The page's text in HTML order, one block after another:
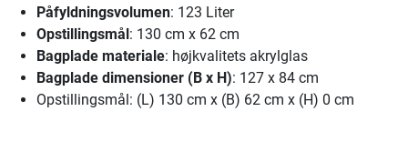
Påfyldningsvolumen: 123 Liter
Opstillingsmål: 130 cm x 62 cm
Bagplade materiale: højkvalitets akrylglas
Bagplade dimensioner (B x H): 127 x 84 cm
Opstillingsmål: (L) 130 cm x (B) 62 cm x (H) 0 cm